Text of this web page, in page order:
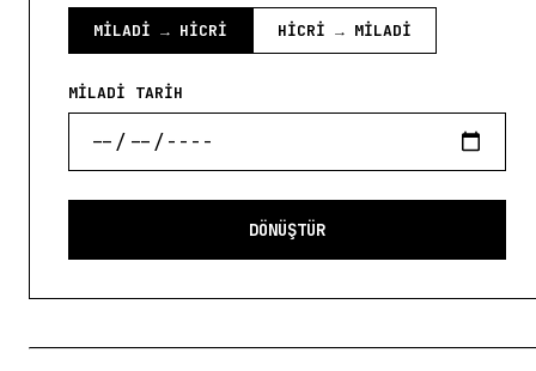
MILADI → HICRI HICRI → MILADI
MILADI TARIH
DÖNÜŞTÜR